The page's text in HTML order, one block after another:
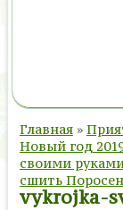
Главная »
Новый год
своими
сшить
vykrojka-